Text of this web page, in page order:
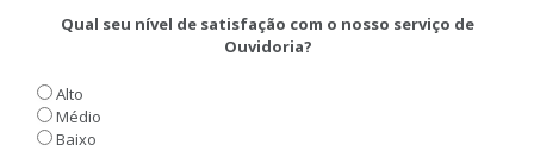
Qual seu nível de satisfação com o nosso serviço de
Ouvidoria?
Alto
Médio
Baixo